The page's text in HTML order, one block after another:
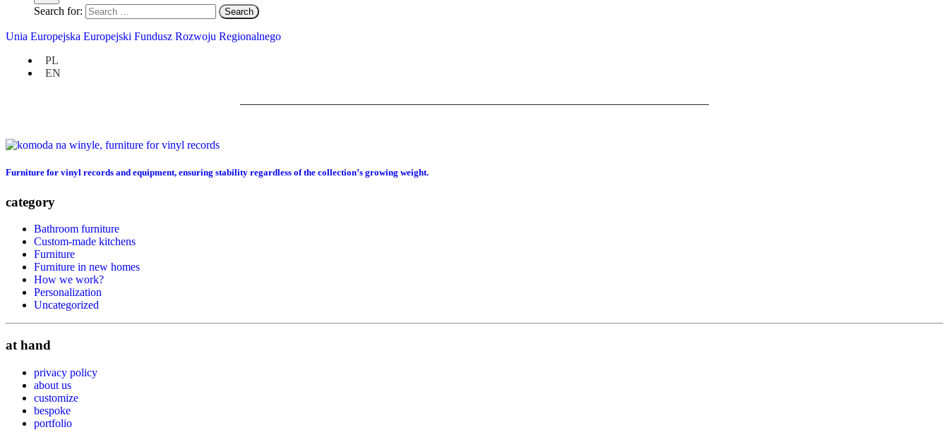
Search for:
Unia Europejska Europejski Fundusz Rozwoju Regionalnego
PL
EN
Furniture for vinyl records and equipment, ensuring stability regardless of the collection’s growing weight.
category
Bathroom furniture
Custom-made kitchens
Furniture
Furniture in new homes
How we work?
Personalization
Uncategorized
at hand
privacy policy
about us
customize
bespoke
portfolio